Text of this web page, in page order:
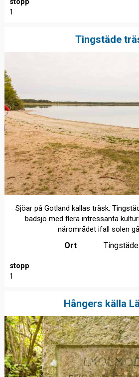
1
Tingstäde
Sjöar på Gotland kallas träsk.
badsjö med flera intressanta
närområdet ifall solen
Ort Tingstäde
stopp
1
Hångers källa